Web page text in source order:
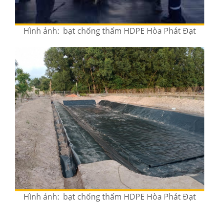
Hình ảnh: bạt chống thấm HDPE Hòa Phát Đạt
Hình ảnh: bạt chống thấm HDPE Hòa Phát Đạt